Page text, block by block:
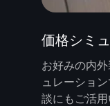
価格シミ
お好みの内
ュレーショ
談にもご活用